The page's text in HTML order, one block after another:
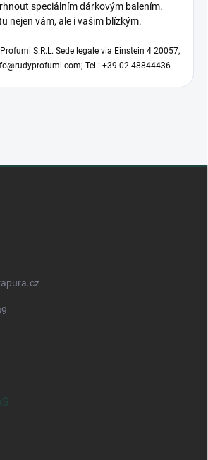
speciálním dárkovým balením.
nejen vám, ale i vašim blízkým.
S.R.L. Sede legale via Einstein 4 20057,
Tel.: +39 02 48844436